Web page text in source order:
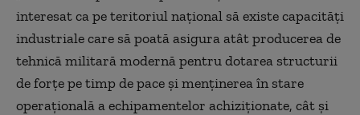
interesat ca pe teritoriul național să existe capacități
industriale care să poată asigura atât producerea de
tehnică militară modernă pentru dotarea structurii
de forțe pe timp de pace și menținerea în stare
operațională a echipamentelor achiziționate, cât și